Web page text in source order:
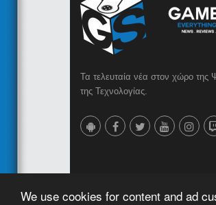
We use cookies for content and ad
Τα τελευταία νέα στον χώρο της
της Τεχνολογίας.